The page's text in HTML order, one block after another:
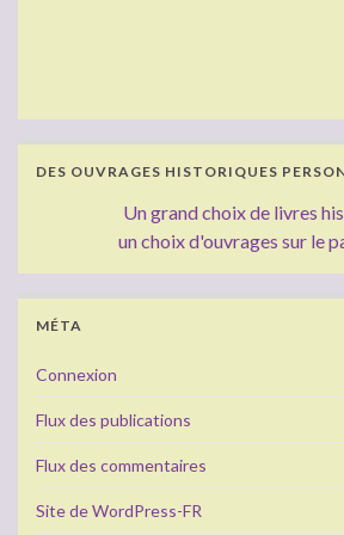
DES OUVRAGES HISTORIQUES
Un grand choix de livres
un choix d'ouvrages sur le
MÉTA
Connexion
Flux des publications
Flux des commentaires
Site de WordPress-FR